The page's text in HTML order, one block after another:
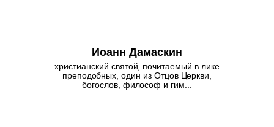
Иоанн Дамаскин
христианский святой, почитаемый в лике
преподобных, один из Отцов Церкви,
богослов, философ и гим...